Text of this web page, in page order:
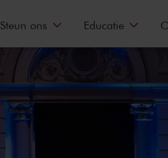
Steun ons Educatie